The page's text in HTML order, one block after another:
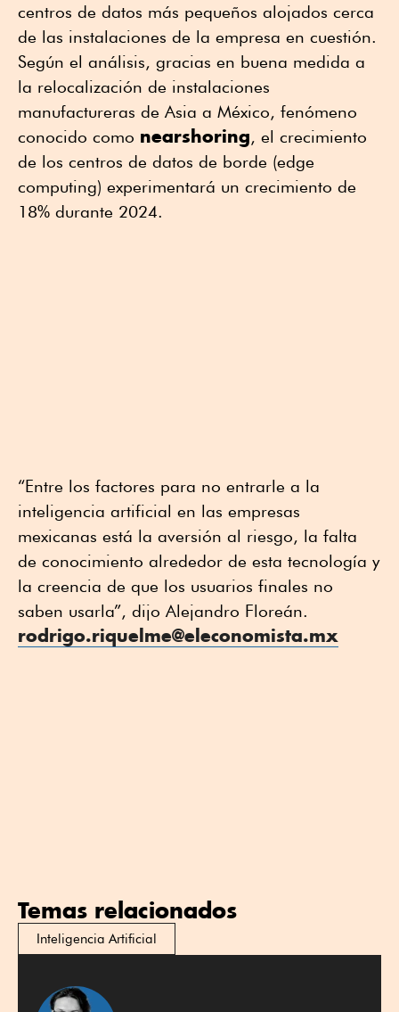
centros de datos más pequeños alojados cerca
de las instalaciones de la empresa en cuestión.
Según el análisis, gracias en buena medida a
la relocalización de instalaciones
manufactureras de Asia a México, fenómeno
conocido como nearshoring, el crecimiento
de los centros de datos de borde (edge
computing) experimentará un crecimiento de
18% durante 2024.
“Entre los factores para no entrarle a la
inteligencia artificial en las empresas
mexicanas está la aversión al riesgo, la falta
de conocimiento alrededor de esta tecnología y
la creencia de que los usuarios finales no
saben usarla”, dijo Alejandro Floreán.
rodrigo.riquelme@eleconomista.mx
Temas relacionados
Inteligencia Artificial